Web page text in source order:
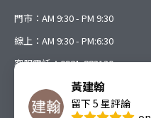
門市：AM 9:30 - PM 9:30
線上：AM 9:30 - PM:6:30
客服電話：0921-883130
黃建翰
留下 5 星評論